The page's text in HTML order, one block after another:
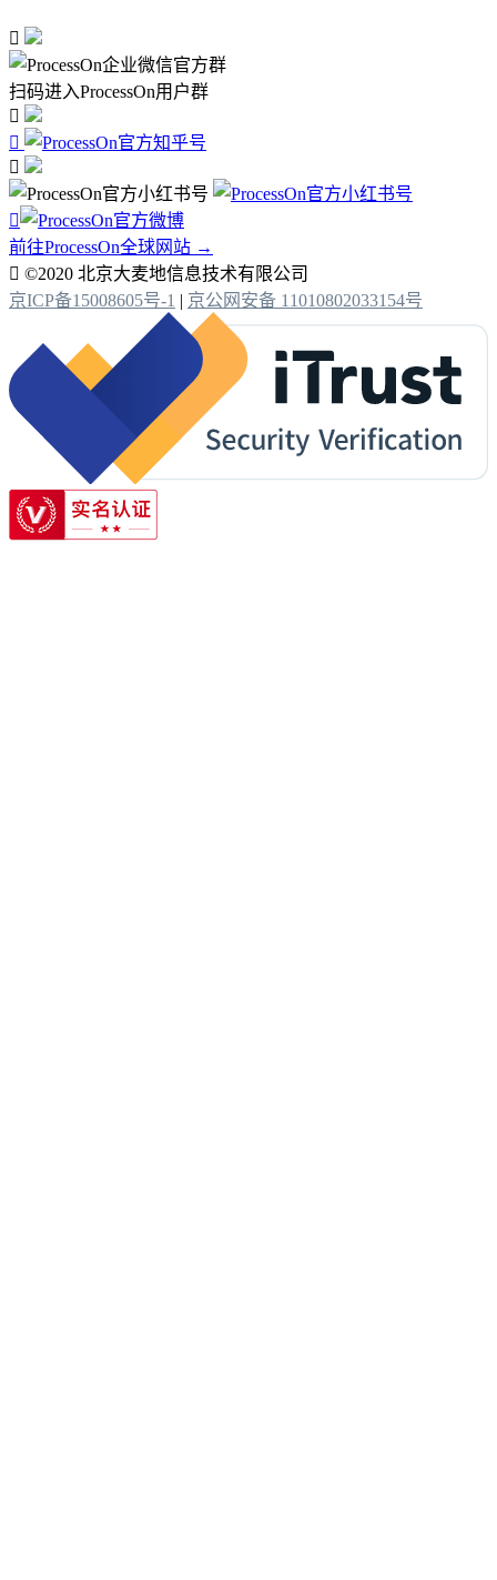

扫码进入ProcessOn用户群




前往ProcessOn全球网站 →
 ©2020 北京大麦地信息技术有限公司
京ICP备15008605号-1 | 京公网安备 11010802033154号